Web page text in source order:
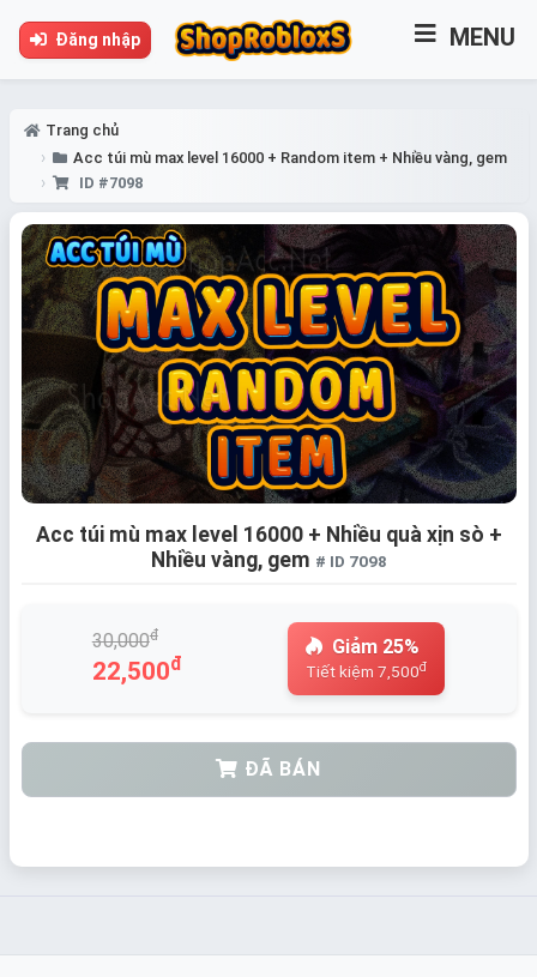
Đăng nhập MENU
Trang chủ
Acc túi mù max level 16000 + Random item + Nhiều vàng, gem
ID #7098
Acc túi mù max level 16000 + Nhiều quà xịn sò +
Nhiều vàng, gem # ID 7098
30,000đ
22,500đ
Giảm 25%
Tiết kiệm 7,500đ
ĐÃ BÁN